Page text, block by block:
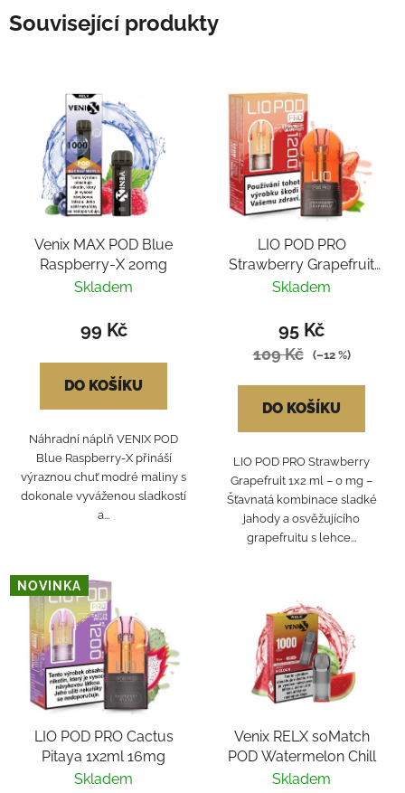
Související produkty
Venix MAX POD Blue
Raspberry-X 20mg
Skladem
99 Kč
DO KOŠÍKU
Náhradní náplň VENIX POD
Blue Raspberry-X přináší
výraznou chuť modré maliny s
dokonale vyváženou sladkostí
a...
LIO POD PRO
Strawberry Grapefruit
1x2ml 0mg
Skladem
95 Kč
109 Kč (–12 %)
DO KOŠÍKU
LIO POD PRO Strawberry
Grapefruit 1x2 ml – 0 mg –
Šťavnatá kombinace sladké
jahody a osvěžujícího
grapefruitu s lehce...
NOVINKA
LIO POD PRO Cactus
Pitaya 1x2ml 16mg
Skladem
Venix RELX soMatch
POD Watermelon Chill
Skladem